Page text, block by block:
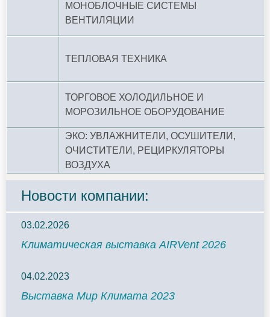
МОНОБЛОЧНЫЕ СИСТЕМЫ
ВЕНТИЛЯЦИИ
ТЕПЛОВАЯ ТЕХНИКА
ТОРГОВОЕ ХОЛОДИЛЬНОЕ И
МОРОЗИЛЬНОЕ ОБОРУДОВАНИЕ
ЭКО: УВЛАЖНИТЕЛИ, ОСУШИТЕЛИ,
ОЧИСТИТЕЛИ, РЕЦИРКУЛЯТОРЫ
ВОЗДУХА
Новости компании:
03.02.2026
Климатическая выставка AIRVent 2026
04.02.2023
Выставка Мир Климата 2023